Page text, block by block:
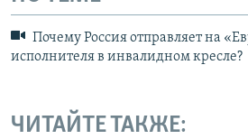
Почему Россия отправляет на
исполнителя в инвалидном кресле?
ЧИТАЙТЕ ТАКЖЕ: